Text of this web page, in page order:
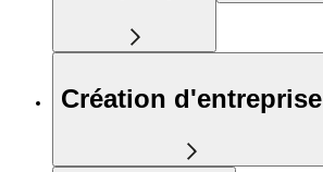
Création d'entreprise